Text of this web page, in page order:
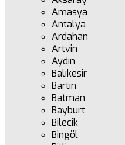
Amasya
Antalya
Ardahan
Artvin
Aydın
Balıkesir
Bartın
Batman
Bayburt
Bilecik
Bingöl